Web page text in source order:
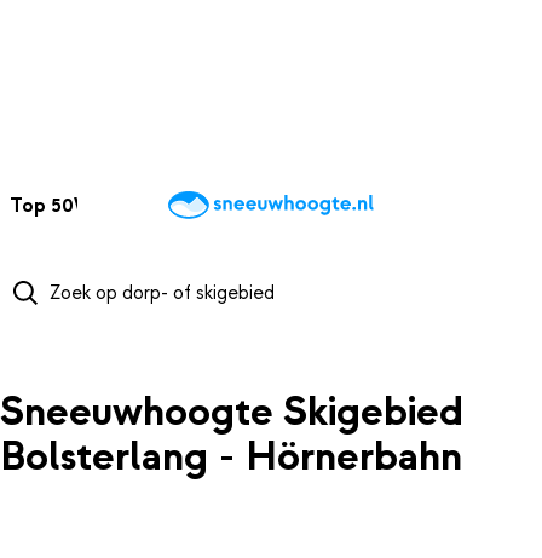
Top 50Webcams WintersportweerKaarten
Sneeuwhoogte Skigebied
Bolsterlang - Hörnerbahn